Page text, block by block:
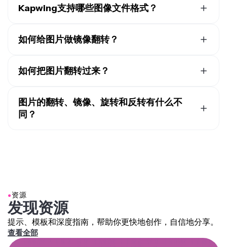
片，先把图片或照片上传到Kapwing的网页版
。接着，选
或反转你的图片。
Kapwing支持哪些图像文件格式？
JPEG、PNG、GIF、WebP等。
如何给图片做镜像翻转？
转"栏目下的第二个图标（在电脑端）。点击这个按钮会
如何把图片翻转过来？
择你的图片或照片，然后在右侧工具栏（桌面版）找
到"旋转"区域。在这里，点击第三个图标就能一键反转图
图片的翻转、镜像、旋转和反转有什么不
同？
与"翻转"一词可互换
旋转：按特定角度（如90°、180°或270°）顺时针
转或镜像
●资源
发现资源
提示、模板和深度指南，帮助你更快地创作，自信地分享。
查看全部